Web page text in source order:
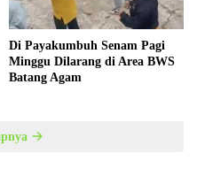
Di Payakumbuh Senam Pagi
Minggu Dilarang di Area BWS
Batang Agam